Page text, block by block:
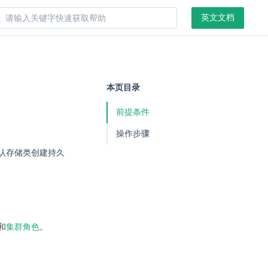
英文文档
存储类创建持久
集群角色。
本页目录
前提条件
操作步骤